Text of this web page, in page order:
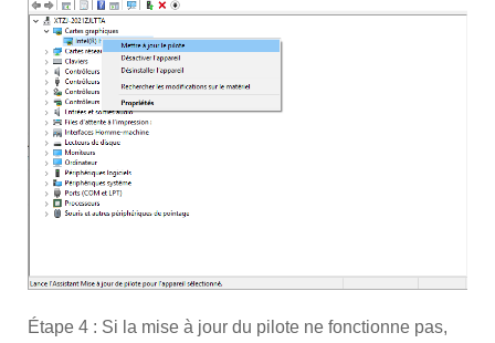
Étape 4 : Si la mise à jour du pilote ne fonctionne pas,